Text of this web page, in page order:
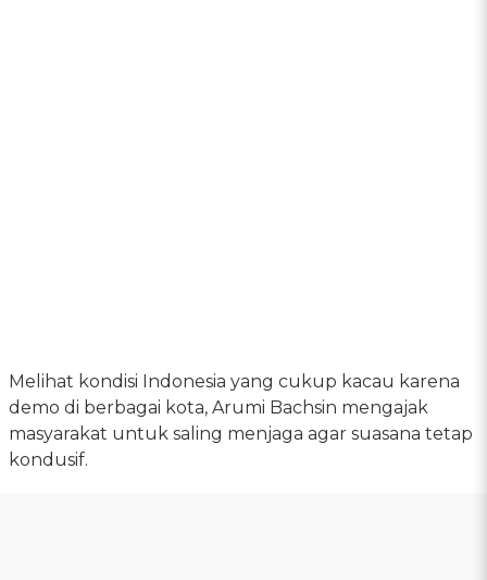
Melihat kondisi Indonesia yang cukup kacau karena
demo di berbagai kota, Arumi Bachsin mengajak
masyarakat untuk saling menjaga agar suasana tetap
kondusif.